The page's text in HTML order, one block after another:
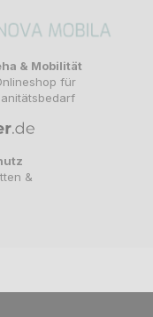
& Mobilität
für
&